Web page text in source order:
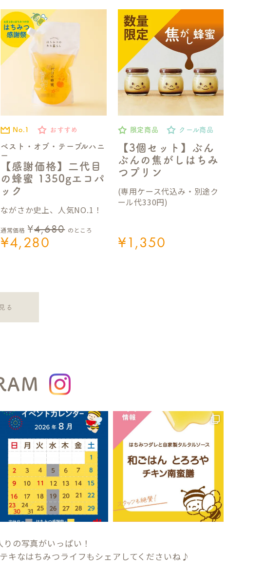
ベスト・オブ・テーブルハニ
ー
【感謝価格】二代目
の蜂蜜 1350gエコパ
ック
No.1 おすすめ
通常価格 ¥4,680 のところ
¥4,280
ながさか史上、人気NO.1！
【3個セット】ぶん
ぶんの焦がしはちみ
つプリン
限定商品 クール商品
¥1,350
(専用ケース代込み・別途ク
ール代330円)
る
の写真がいっぱい！
キなはちみつライフもシェアしてくださいね♪